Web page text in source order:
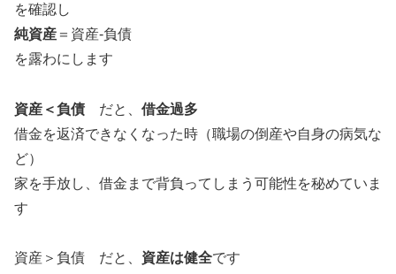
を確認し
純資産 ＝資産-負債
を露わにします
資産＜負債 だと、 借金過多
借金を返済できなくなった時（職場の倒産や自身の病気な
ど）
家を手放し、借金まで背負ってしまう可能性を秘めていま
す
資産＞負債 だと、 資産は健全です